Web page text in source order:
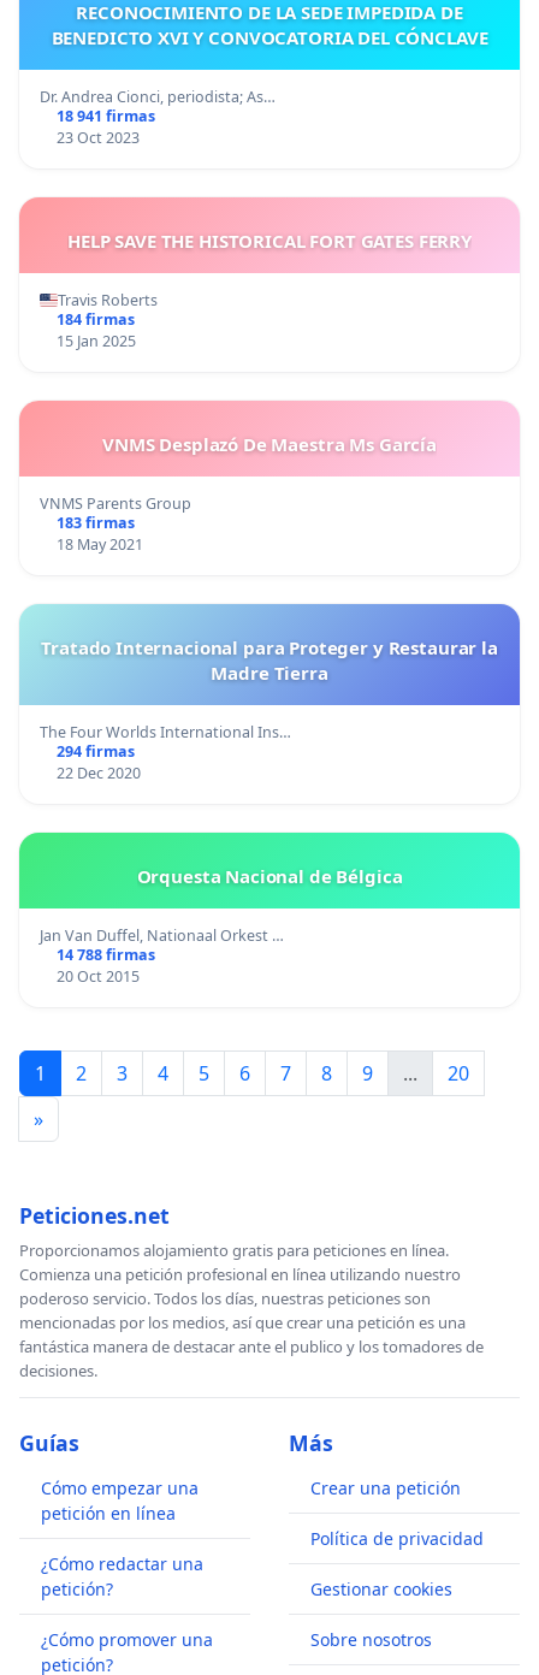
RECONOCIMIENTO DE LA SEDE IMPEDIDA DE
BENEDICTO XVI Y CONVOCATORIA DEL CÓNCLAVE
Dr. Andrea Cionci, periodista; As…
18 941 firmas
23 Oct 2023
HELP SAVE THE HISTORICAL FORT GATES FERRY
Travis Roberts
184 firmas
15 Jan 2025
VNMS Desplazó De Maestra Ms García
VNMS Parents Group
183 firmas
18 May 2021
Tratado Internacional para Proteger y Restaurar la
Madre Tierra
The Four Worlds International Ins…
294 firmas
22 Dec 2020
Orquesta Nacional de Bélgica
Jan Van Duffel, Nationaal Orkest …
14 788 firmas
20 Oct 2015
1 2 3 4 5 6 7 8 9 ...
20
»
Peticiones.net
Proporcionamos alojamiento gratis para peticiones en línea.
Comienza una petición profesional en línea utilizando nuestro
poderoso servicio. Todos los días, nuestras peticiones son
mencionadas por los medios, así que crear una petición es una
fantástica manera de destacar ante el publico y los tomadores de
decisiones.
Guías
Cómo empezar una
petición en línea
¿Cómo redactar una
petición?
¿Cómo promover una
petición?
Más
Crear una petición
Política de privacidad
Gestionar cookies
Sobre nosotros